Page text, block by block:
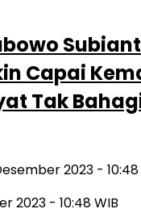
Capai
Tak
2023 - 10:48
2023 - 10:48 WIB